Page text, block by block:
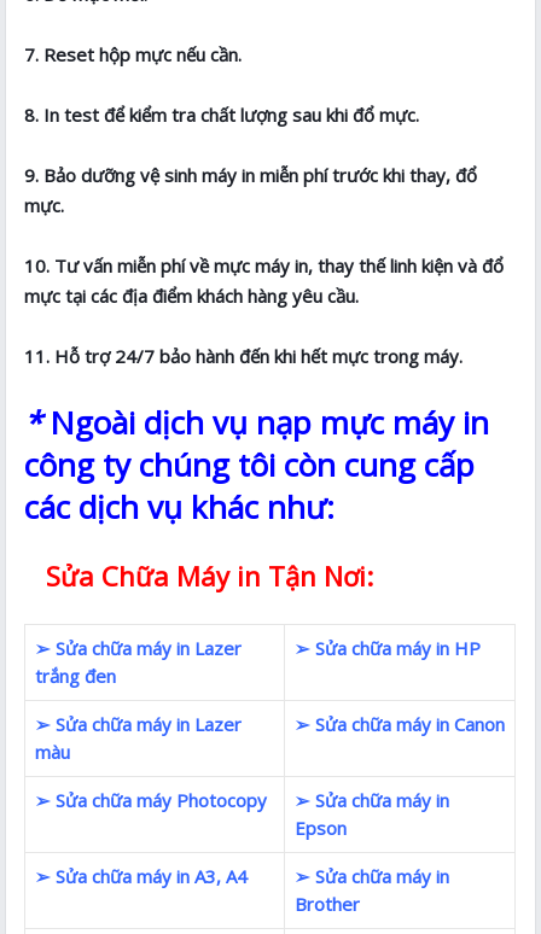
7. Reset hộp mực nếu cần.
8. In test để kiểm tra chất lượng sau khi đổ mực.
9. Bảo dưỡng vệ sinh máy in miễn phí trước khi thay, đổ
mực.
10. Tư vấn miễn phí về mực máy in, thay thế linh kiện và đổ
mực tại các địa điểm khách hàng yêu cầu.
11. Hỗ trợ 24/7 bảo hành đến khi hết mực trong máy.
*Ngoài dịch vụ nạp mực máy in
công ty chúng tôi còn cung cấp
các dịch vụ khác như:
Sửa Chữa Máy in Tận Nơi:
➢ Sửa chữa máy in Lazer
trắng đen
➢ Sửa chữa máy in HP
➢ Sửa chữa máy in Lazer
màu
➢ Sửa chữa máy in Canon
➢ Sửa chữa máy Photocopy
➢ Sửa chữa máy in
Epson
➢ Sửa chữa máy in A3, A4
➢ Sửa chữa máy in
Brother